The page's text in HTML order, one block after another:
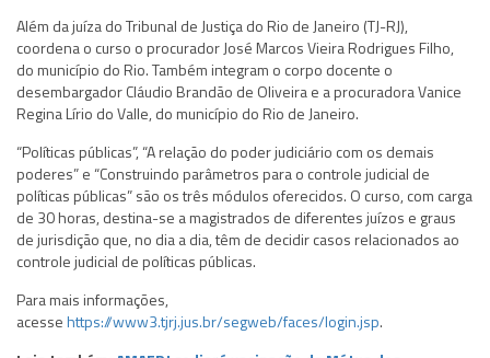
Além da juíza do Tribunal de Justiça do Rio de Janeiro (TJ-RJ),
coordena o curso o procurador José Marcos Vieira Rodrigues Filho,
do município do Rio. Também integram o corpo docente o
desembargador Cláudio Brandão de Oliveira e a procuradora Vanice
Regina Lírio do Valle, do município do Rio de Janeiro.
“Políticas públicas”, “A relação do poder judiciário com os demais
poderes” e “Construindo parâmetros para o controle judicial de
políticas públicas” são os três módulos oferecidos. O curso, com carga
de 30 horas, destina-se a magistrados de diferentes juízos e graus
de jurisdição que, no dia a dia, têm de decidir casos relacionados ao
controle judicial de políticas públicas.
Para mais informações,
acessehttps://www3.tjrj.jus.br/segweb/faces/login.jsp.